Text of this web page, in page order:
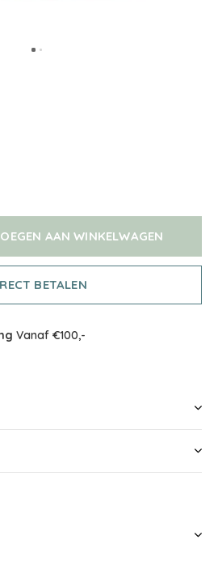
AAN WINKELWAGEN
BETALEN
Vanaf €100,-